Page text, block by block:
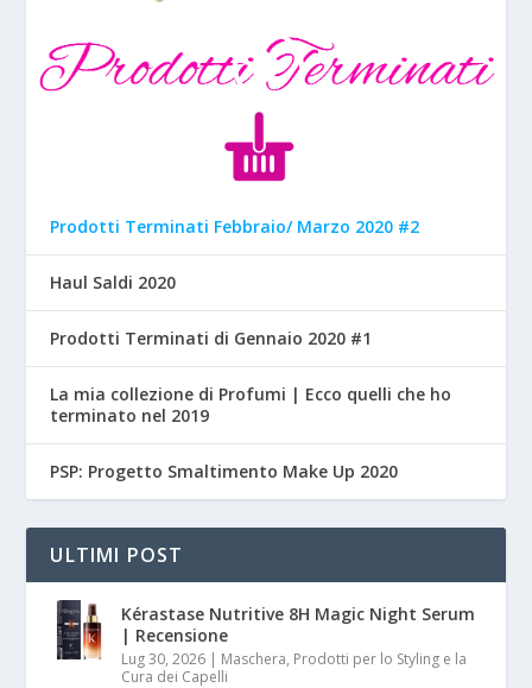
Prodotti Terminati Febbraio/ Marzo 2020 #2
Haul Saldi 2020
Prodotti Terminati di Gennaio 2020 #1
La mia collezione di Profumi | Ecco quelli che ho
terminato nel 2019
PSP: Progetto Smaltimento Make Up 2020
ULTIMI POST
Kérastase Nutritive 8H Magic Night Serum
| Recensione
Lug 30, 2026 | Maschera, Prodotti per lo Styling e la
Cura dei Capelli